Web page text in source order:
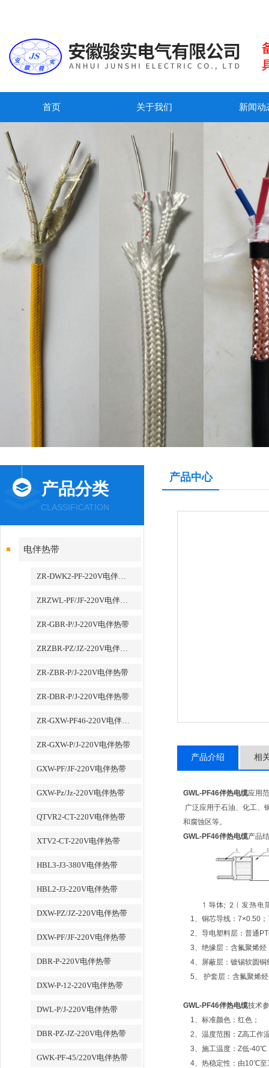
首页 关于我们 新闻动
产品分类
CLASSIFICATION
电伴热带
ZR-DWK2-PF-220V电伴热带
ZRZWL-PF/JF-220V电伴热带
ZR-GBR-P/J-220V电伴热带
ZRZBR-PZ/JZ-220V电伴热带
ZR-ZBR-P/J-220V电伴热带
ZR-DBR-P/J-220V电伴热带
ZR-GXW-PF46-220V电伴热带
ZR-GXW-P/J-220V电伴热带
GXW-PF/JF-220V电伴热带
GXW-Pz/Jz-220V电伴热带
QTVR2-CT-220V电伴热带
XTV2-CT-220V电伴热带
HBL3-J3-380V电伴热带
HBL2-J3-220V电伴热带
DXW-PZ/JZ-220V电伴热带
DXW-PF/JF-220V电伴热带
DBR-P-220V电伴热带
DXW-P-12-220V电伴热带
DWL-P/J-220V电伴热带
DBR-PZ-JZ-220V电伴热带
GWK-PF-45/220V电伴热带
产品中心
产品介绍 相
GWL-PF46伴热电缆应用
广泛应用于石油、化工、
和腐蚀区等。
GWL-PF46伴热电缆产品
1、铜芯导线：7×0.50
2、导电塑料层：普通
3、绝缘层：含氟聚烯
4、屏蔽层：镀锡软圆铜
5、 护套层：含氟聚烯
GWL-PF46伴热电缆技术
1、标准颜色：红色；
2、温度范围：Z高工作
3、施工温度：Z低-40℃
4、热稳定性：由10℃至